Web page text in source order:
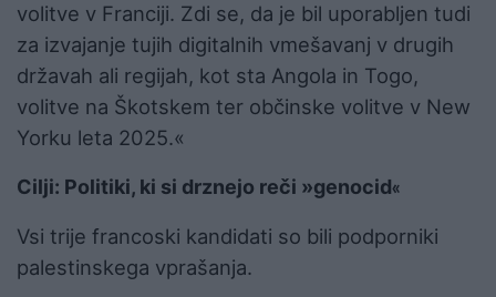
volitve v Franciji. Zdi se, da je bil uporabljen tudi
za izvajanje tujih digitalnih vmešavanj v drugih
državah ali regijah, kot sta Angola in Togo,
volitve na Škotskem ter občinske volitve v New
Yorku leta 2025.«
Cilji: Politiki, ki si drznejo reči »genocid«
Vsi trije francoski kandidati so bili podporniki
palestinskega vprašanja.